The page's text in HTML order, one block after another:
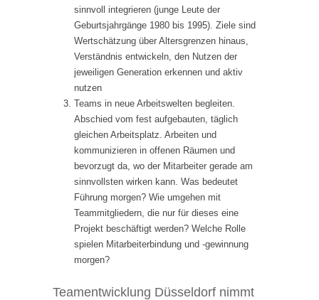
sinnvoll integrieren (junge Leute der
Geburtsjahrgänge 1980 bis 1995). Ziele sind
Wertschätzung über Altersgrenzen hinaus,
Verständnis entwickeln, den Nutzen der
jeweiligen Generation erkennen und aktiv
nutzen
Teams in neue Arbeitswelten begleiten.
Abschied vom fest aufgebauten, täglich
gleichen Arbeitsplatz. Arbeiten und
kommunizieren in offenen Räumen und
bevorzugt da, wo der Mitarbeiter gerade am
sinnvollsten wirken kann. Was bedeutet
Führung morgen? Wie umgehen mit
Teammitgliedern, die nur für dieses eine
Projekt beschäftigt werden? Welche Rolle
spielen Mitarbeiterbindung und -gewinnung
morgen?
Teamentwicklung Düsseldorf nimmt